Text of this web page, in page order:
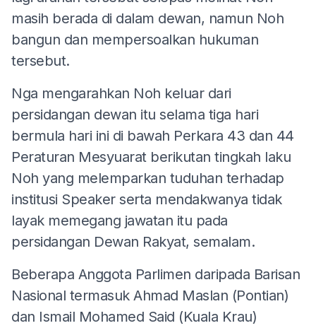
masih berada di dalam dewan, namun Noh
bangun dan mempersoalkan hukuman
tersebut.
Nga mengarahkan Noh keluar dari
persidangan dewan itu selama tiga hari
bermula hari ini di bawah Perkara 43 dan 44
Peraturan Mesyuarat berikutan tingkah laku
Noh yang melemparkan tuduhan terhadap
institusi Speaker serta mendakwanya tidak
layak memegang jawatan itu pada
persidangan Dewan Rakyat, semalam.
Beberapa Anggota Parlimen daripada Barisan
Nasional termasuk Ahmad Maslan (Pontian)
dan Ismail Mohamed Said (Kuala Krau)